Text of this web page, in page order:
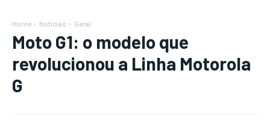
Home Notícias Geral
Moto G1: o modelo que
revolucionou a Linha Motorola
G